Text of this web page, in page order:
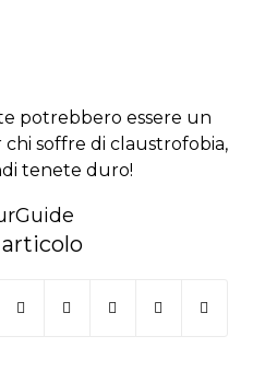
potrebbero essere un
soffre di claustrofobia,
tenete duro!